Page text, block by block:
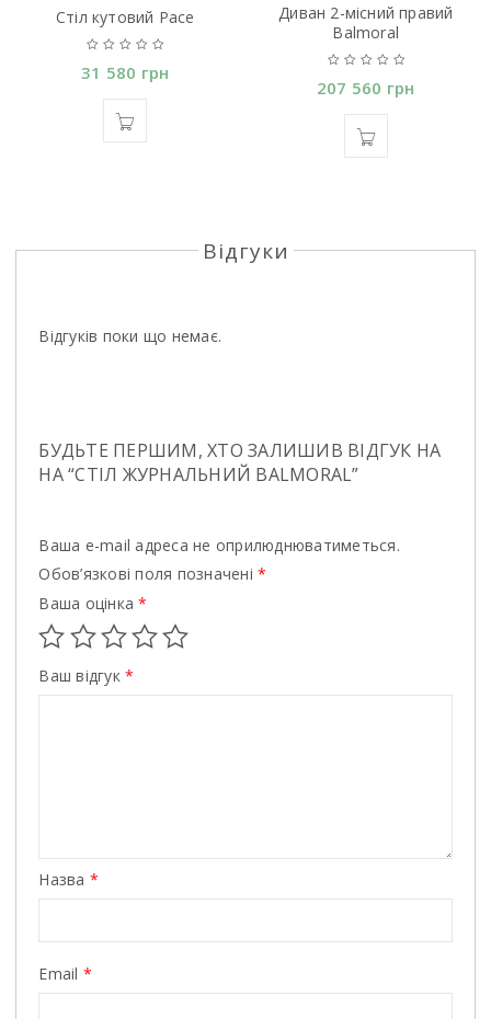
Стiл кутовий Pace
31 580 грн
Диван 2-мiсний правий
Balmoral
207 560 грн
Відгуки
Відгуків поки що немає.
БУДЬТЕ ПЕРШИМ, ХТО ЗАЛИШИВ ВІДГУК НА
НА “СТIЛ ЖУРНАЛЬНИЙ BALMORAL”
Ваша e-mail адреса не оприлюднюватиметься.
Обов’язкові поля позначені*
Ваша оцінка*
Ваш відгук*
Назва *
Email *